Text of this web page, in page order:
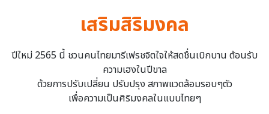
เสริมสิริมงคล
ปีใหม่ 2565 นี้ ชวนคนไทยมารีเฟรชจิตใจให้สดชื่นเบิกบาน ต้อนรับ
ความเฮงในปีขาล
ด้วยการปรับเปลี่ยน ปรับปรุง สภาพแวดล้อมรอบๆตัว
เพื่อความเป็นศิริมงคลในแบบไทยๆ